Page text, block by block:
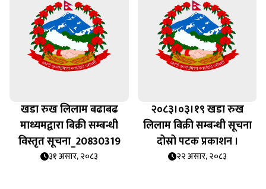
खडा रुख लिलाम बढाबढ
माध्यमद्वारा बिक्री सम्बन्धी
विस्तृत सूचना_20830319
३१ असार, २०८३
२०८३।०३।१९ खडा रुख
लिलाम बिक्री सम्बन्धी सूचना
दोस्रो पटक प्रकाशन ।
२२ असार, २०८३